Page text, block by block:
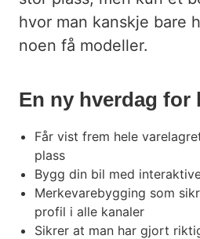
ELBIL-LADING
hvor man kanskje bare
noen få modeller.
En ny hverdag for
Får vist frem hele
plass
Bygg din bil med
Merkevarebygging som
profil i alle kanaler
Sikrer at man har gjort